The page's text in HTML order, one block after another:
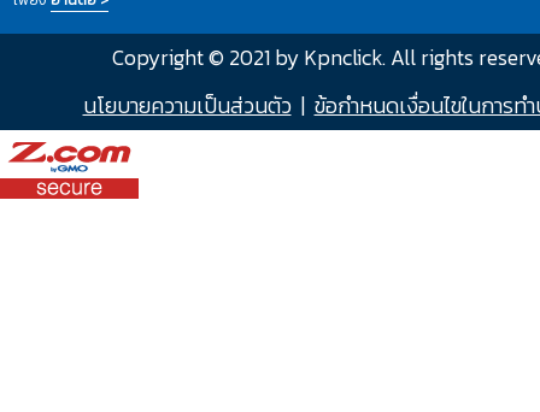
Copyright © 2021 by Kpnclick. All rights
นโยบายความเป็นส่วนตัว| ข้อกำหนดเงื่อนไขในการท